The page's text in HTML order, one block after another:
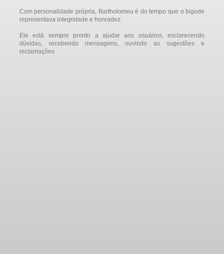
Com personalidade própria, Bartholomeu é do tempo que o bigode
representava integridade e honradez.
Ele está sempre pronto a ajudar aos usuários, esclarecendo
dúvidas, recebendo mensagens, ouvindo as sugestões e
reclamações